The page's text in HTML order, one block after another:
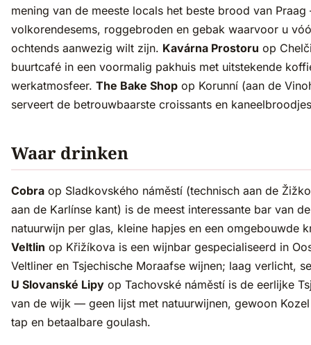
mening van de meeste locals het beste brood van
volkorendesems, roggebroden en gebak waarvoor u
ochtends aanwezig wilt zijn. Kavárna Prostoru op
buurtcafé in een voormalig pakhuis met uitstekende
werkatmosfeer. The Bake Shop op Korunní (aan de
serveert de betrouwbaarste croissants en
Waar drinken
Cobra op Sladkovského náměstí (technisch aan de
aan de Karlínse kant) is de meest interessante bar van
natuurwijn per glas, kleine hapjes en een omgebouwde
Veltlin op Křižíkova is een wijnbar gespecialiseerd in
Veltliner en Tsjechische Moraafse wijnen; laag verlicht,
U Slovanské Lipy op Tachovské náměstí is de eerlijke
van de wijk — geen lijst met natuurwijnen, gewoon
tap en betaalbare goulash.